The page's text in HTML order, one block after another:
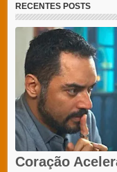
RECENTES POSTS
Coração